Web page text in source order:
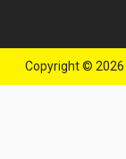
Copyright © 2026